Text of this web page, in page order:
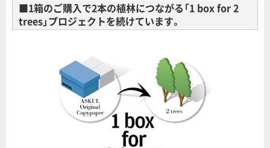
■1箱のご購入で2本の植林につながる「1 box for 2
trees」プロジェクトを続けています。